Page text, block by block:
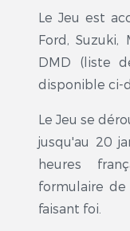
Le Jeu est
Ford,
DMD (liste
disponible ci-
Le Jeu se
jusqu'au 20
heures
formulaire
faisant foi.